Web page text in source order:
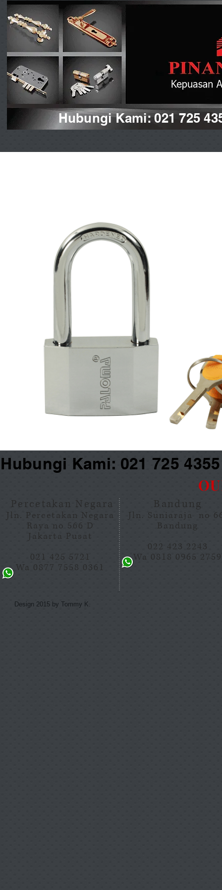
Hubungi Kami: 021 725
Kami: 021 725
Percetakan Negara
Jln. Percetakan Negara
Raya no 566 D
Jakarta Pusat
021 425 5721
Wa 0877 7558 0361
Bandung
Jln. Suniaraja no
Bandung
022 423 2243
Wa 0818 0965 2759
Design 2015 by Tommy K.